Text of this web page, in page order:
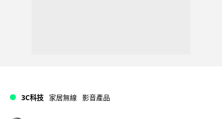
3C科技 家居無線 影音產品